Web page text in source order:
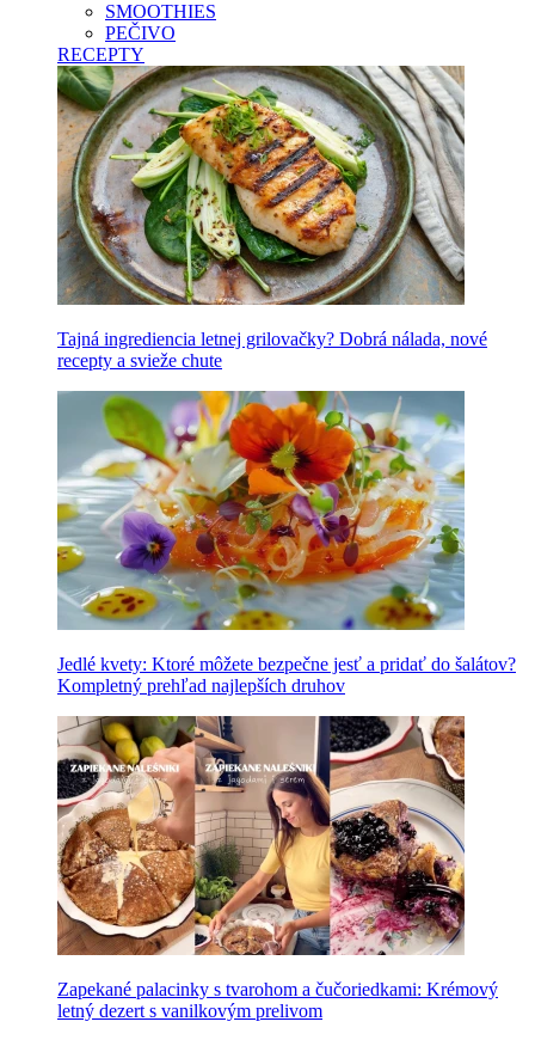
SMOOTHIES
PEČIVO
RECEPTY
Tajná ingrediencia letnej grilovačky? Dobrá nálada, nové
recepty a svieže chute
Jedlé kvety: Ktoré môžete bezpečne jesť a pridať do šalátov?
Kompletný prehľad najlepších druhov
Zapekané palacinky s tvarohom a čučoriedkami: Krémový
letný dezert s vanilkovým prelivom